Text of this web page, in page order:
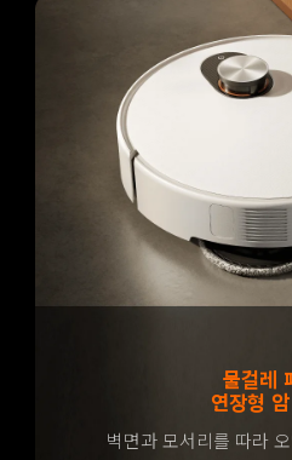
물걸레
연장형
벽면과 모서리를 따라